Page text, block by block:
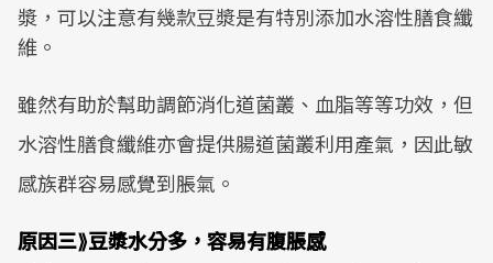
漿，可以注意有幾款豆漿是有特別添加水溶性膳食纖
維。
雖然有助於幫助調節消化道菌叢、血脂等等功效，但
水溶性膳食纖維亦會提供腸道菌叢利用產氣，因此敏
感族群容易感覺到脹氣。
原因三⟫豆漿水分多，容易有腹脹感